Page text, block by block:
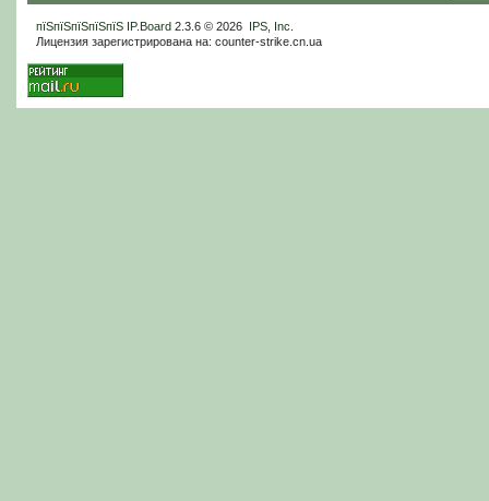
пїЅпїЅпїЅпїЅпїЅ IP.Board2.3.6 © 2026 IPS, Inc
Лицензия зарегистрирована на: counter-strike.cn.ua